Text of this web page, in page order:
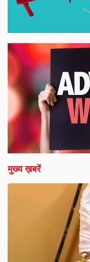
मुख्य ख़बरें